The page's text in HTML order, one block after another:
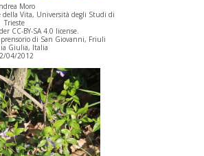
Moro
Vita, Università degli Studi di
Trieste
CC-BY-SA 4.0 license.
di San Giovanni, Friuli
Giulia, Italia
04/2012